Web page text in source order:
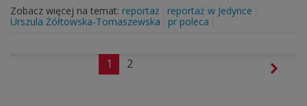
Zobacz więcej na temat: reportaż
reportaż w Jedynce
Urszula Żółtowska-Tomaszewska
pr poleca
1 2